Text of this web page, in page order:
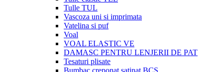
Tulle TUL
Vascoza uni si imprimata
Vatelina si puf
Voal
VOAL ELASTIC VE
DAMASC PENTRU LENJERII DE PAT
Tesaturi plisate
Bumbac creponat satinat BCS